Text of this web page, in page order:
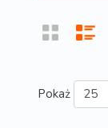
Pokaż